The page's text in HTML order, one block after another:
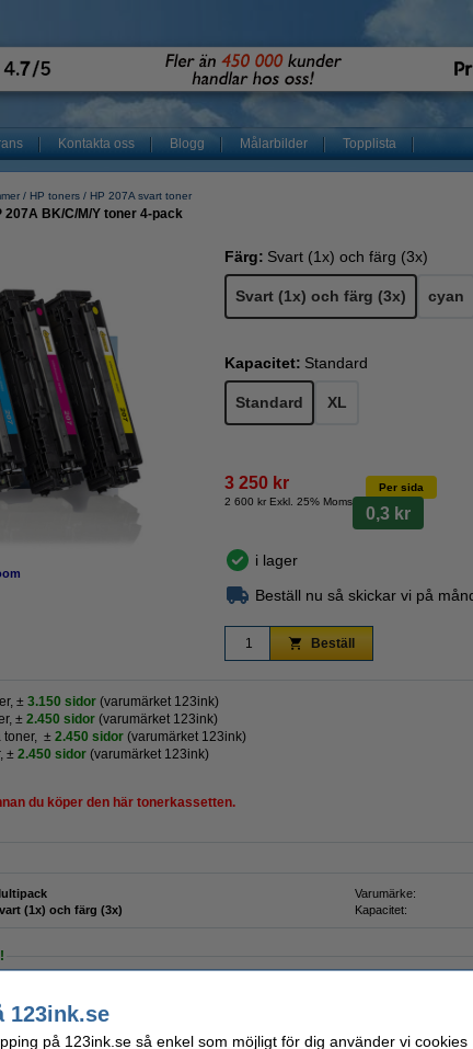
Kontakta oss Blogg Målarbilder Topplista
HP toners HP 207A svart toner
BK/C/M/Y toner 4-pack
Färg: Svart (1x) och färg (3x)
Svart (1x) och färg (3x) cyan
Kapacitet: Standard
Standard XL
3 250 kr
2 600 kr Exkl. 25% Moms
Per sida
0,3 kr
i lager
Beställ nu så skickar vi på
Beställ
± 3.150 sidor (varumärket 123ink)
± 2.450 sidor (varumärket 123ink)
toner, ± 2.450 sidor (varumärket 123ink)
± 2.450 sidor (varumärket 123ink)
du köper den här tonerkassetten.
Varumärke:
(1x) och färg (3x) Kapacitet:
ersätter HP 207A (W2210A) svart toner
123ink.se
på 123ink.se så enkel som möjligt för dig använder vi cookies